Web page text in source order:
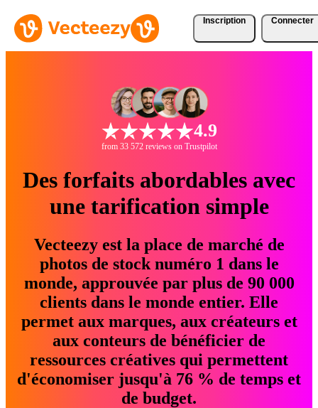
Inscription Connecter
4.9
from 33 572 reviews on Trustpilot
Des forfaits abordables avec
une tarification simple
Vecteezy est la place de marché de
photos de stock numéro 1 dans le
monde, approuvée par plus de 90 000
clients dans le monde entier. Elle
permet aux marques, aux créateurs et
aux conteurs de bénéficier de
ressources créatives qui permettent
d'économiser jusqu'à 76 % de temps et
de budget.